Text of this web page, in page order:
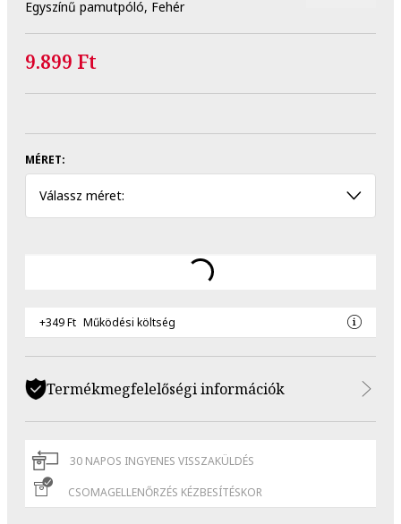
Egyszínű pamutpóló, Fehér
9.899 Ft
MÉRET:
Válassz méret:
+349 Ft Működési költség
Termékmegfelelőségi információk
30 NAPOS INGYENES VISSZAKÜLDÉS
CSOMAGELLENŐRZÉS KÉZBESÍTÉSKOR